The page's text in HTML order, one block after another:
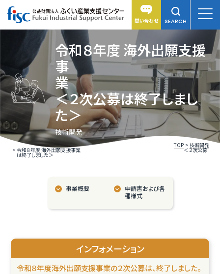
問い合わせ SEARCH
令和８年度 海外出願支援
事
＜２次公募は終了しまし
た＞
技術開発
TOP 技術開発
令和８年度 海外出願支援事業 ＜２次公募
は終了しました＞
事業概要
申請書および各
種様式
インフォメーション
令和８年度海外出願支援事業の２次公募は、終了しました。